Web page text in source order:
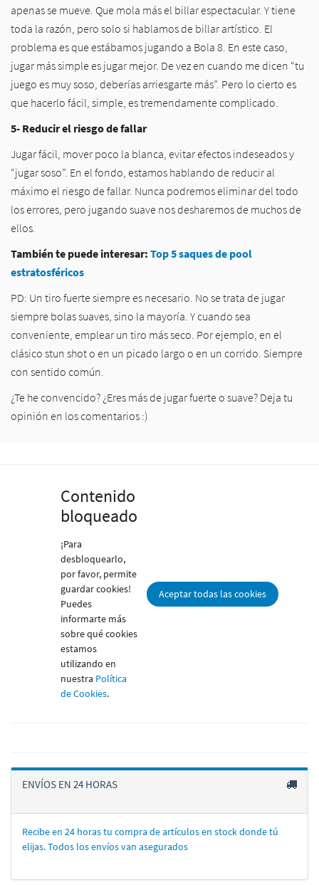
apenas se mueve. Que mola más el billar espectacular. Y tiene
toda la razón, pero solo si hablamos de billar artístico. El
problema es que estábamos jugando a Bola 8. En este caso,
jugar más simple es jugar mejor. De vez en cuando me dicen “tu
juego es muy soso, deberías arriesgarte más”. Pero lo cierto es
que hacerlo fácil, simple, es tremendamente complicado.
5- Reducir el riesgo de fallar
Jugar fácil, mover poco la blanca, evitar efectos indeseados y
“jugar soso”. En el fondo, estamos hablando de reducir al
máximo el riesgo de fallar. Nunca podremos eliminar del todo
los errores, pero jugando suave nos desharemos de muchos de
ellos.
También te puede interesar: Top 5 saques de pool
estratosféricos
PD: Un tiro fuerte siempre es necesario. No se trata de jugar
siempre bolas suaves, sino la mayoría. Y cuando sea
conveniente, emplear un tiro más seco. Por ejemplo, en el
clásico stun shot o en un picado largo o en un corrido. Siempre
con sentido común.
¿Te he convencido? ¿Eres más de jugar fuerte o suave? Deja tu
opinión en los comentarios :)
Contenido
bloqueado
¡Para
desbloquearlo,
por favor, permite
guardar cookies!
Puedes
informarte más
sobre qué cookies
estamos
utilizando en
nuestra Política
de Cookies.
Aceptar todas las cookies
ENVÍOS EN 24 HORAS
Recibe en 24 horas tu compra de artí­culos en stock donde tú
elijas. Todos los enví­os van asegurados